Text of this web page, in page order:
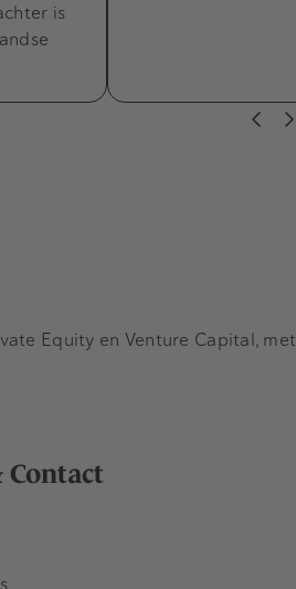
is
Contact
Equity en Venture Capital, met